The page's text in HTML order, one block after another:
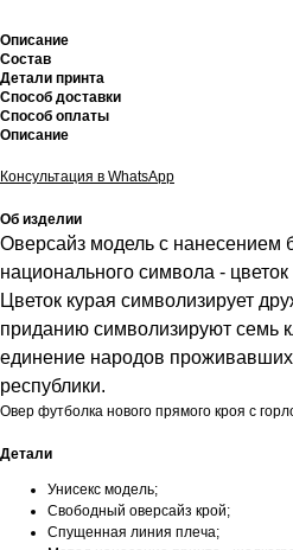
Описание
Состав
Детали принта
Способ доставки
Способ оплаты
Описание
Консультация в WhatsApp
Об изделии
Оверсайз модель с нанесением
национального символа - цветок
Цветок курая символизирует
приданию символизируют семь
единение народов проживавших
республики.
Овер футболка нового прямого кроя с
Детали
Унисекс модель;
Свободный оверсайз крой;
Спущенная линия плеча;